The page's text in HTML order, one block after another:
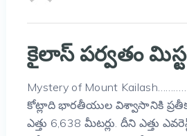
కైలాస్ పర్వతం
Mystery of Mount
కోట్లాది భారతీయుల విశ్వాసానికి
ఎత్తు 6,638 మీటర్లు. దీని ఎత్తు